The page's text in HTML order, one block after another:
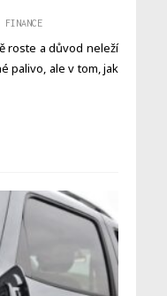
FINANCE
roste a důvod neleží
palivo, ale v tom, jak